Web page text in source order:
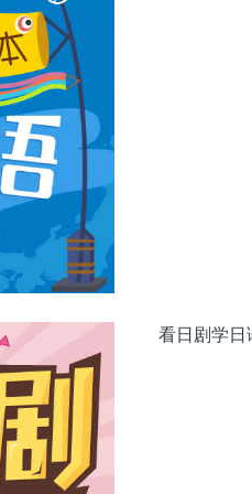
スターブレイン）』（
4月 TBS）
クはニート 役。綾瀬はキャ
村饰演啃老族，绫濑饰演
容，转载请注明出处。
商务礼仪
看日剧学日